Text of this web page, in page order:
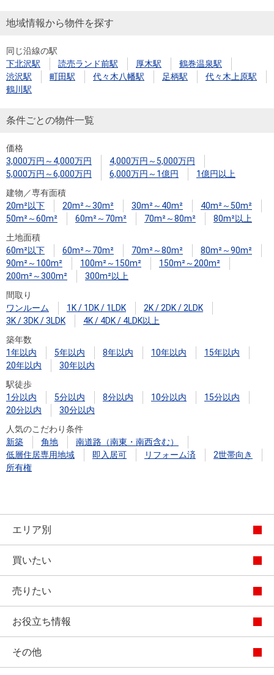
サービス
ンシミュ
レーショ
ラス（お
役立ちコ
住まいと
（電子ブ
住まいと
暮らしの
税金の本
ック）
ド
地域情報から物件を探す
同じ沿線の駅
下北沢駅
読売ランド前駅 厚木駅
鶴巻温泉駅
渋沢駅
町田駅 代々木八幡駅 足柄駅
代々木上原駅
鶴川駅
条件ごとの物件一覧
価格
3,000万円～4,000万円
4,000万円～5,000万円
5,000万円～6,000万円
6,000万円～1億円
1億円以上
建物／専有面積
20m²以下
20m²～30m² 30m²～40m²
40m²～50m²
50m²～60m²
60m²～70m² 70m²～80m²
80m²以上
土地面積
60m²以下
60m²～70m² 70m²～80m²
80m²～90m²
90m²～100m²
100m²～150m²
150m²～200m²
200m²～300m²
300m²以上
間取り
ワンルーム
1K / 1DK / 1LDK
2K / 2DK / 2LDK
3K / 3DK / 3LDK
4K / 4DK / 4LDK以上
築年数
1年以内
5年以内 8年以内 10年以内
15年以内
20年以内
30年以内
駅徒歩
1分以内
5分以内 8分以内 10分以内
15分以内
20分以内
30分以内
人気のこだわり条件
新築
角地
南道路（南東・南西含む）
低層住居専用地域
即入居可 リフォーム済
2世帯向き
所有権
エリア別
買いたい
売りたい
お役立ち情報
その他